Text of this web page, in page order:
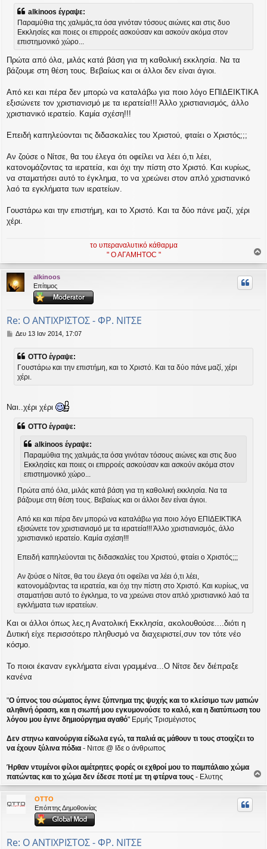
μ
υ
σ
η
alkinoos έγραψε:
Παραμύθια της χαλιμάς,τα όσα γινόταν τόσους αιώνες και στις δυο
Εκκλησίες και ποιες οι επιρροές ασκούσαν και ασκούν ακόμα στον
επιστημονικό χώρο...
Πρώτα από όλα, μιλάς κατά βάση για τη καθολική εκκλησία. Να τα
βάζουμε στη θέση τους. Βεβαίως και οι άλλοι δεν είναι άγιοι.
Από κει και πέρα δεν μπορώ να καταλάβω για ποιο λόγο ΕΠΙΔΕΙΚΤΙΚΑ
εξισώνετε τον χριστιανισμό με τα ιερατεία!!! Άλλο χριστιανισμός, άλλο
χριστιανικό ιερατείο. Καμία σχέση!!!
Επειδή καπηλεύονται τις διδασκαλίες του Χριστού, φταίει ο Χριστός;;;
Αν ζούσε ο Νίτσε, θα του έλεγα ότι οφείλει να λέει ό,τι λέει,
κατονομάζοντας τα ιερατεία, και όχι την πίστη στο Χριστό. Και κυρίως,
να σταματήσει αυτό το έγκλημα, το να χρεώνει στον απλό χριστιανικό
λαό τα εγκλήματα των ιερατείων.
Γουστάρω και την επιστήμη, και το Χριστό. Και τα δύο πάνε μαζί, χέρι
χέρι.
το υπεραναλυτικό κάθαρμα
" Ο ΑΓΑΜΗΤΟC "
ρ
alkinoos
Επίτιμος
Re: Ο ΑΝΤΙΧΡΙΣΤΟΣ - ΦΡ. ΝΙΤΣΕ
Δ
σ
Δευ 13 Ιαν 2014, 17:07
OTTO έγραψε:
Γουστάρω και την επιστήμη, και το Χριστό. Και τα δύο πάνε μαζί, χέρι
χέρι.
Ναι..χέρι χέρι
OTTO έγραψε:
alkinoos έγραψε:
Παραμύθια της χαλιμάς,τα όσα γινόταν τόσους αιώνες και στις δυο
Εκκλησίες και ποιες οι επιρροές ασκούσαν και ασκούν ακόμα στον
επιστημονικό χώρο...
Πρώτα από όλα, μιλάς κατά βάση για τη καθολική εκκλησία. Να τα
βάζουμε στη θέση τους. Βεβαίως και οι άλλοι δεν είναι άγιοι.
Από κει και πέρα δεν μπορώ να καταλάβω για ποιο λόγο ΕΠΙΔΕΙΚΤΙΚΑ
εξισώνετε τον χριστιανισμό με τα ιερατεία!!! Άλλο χριστιανισμός, άλλο
χριστιανικό ιερατείο. Καμία σχέση!!!
Επειδή καπηλεύονται τις διδασκαλίες του Χριστού, φταίει ο Χριστός;;;
Αν ζούσε ο Νίτσε, θα του έλεγα ότι οφείλει να λέει ό,τι λέει,
κατονομάζοντας τα ιερατεία, και όχι την πίστη στο Χριστό. Και κυρίως, να
σταματήσει αυτό το έγκλημα, το να χρεώνει στον απλό χριστιανικό λαό τα
εγκλήματα των ιερατείων.
Και οι άλλοι όπως λες,η Ανατολική Εκκλησία, ακολουθούσε....διότι η
Δυτική είχε περισσότερο πληθυσμό να διαχειριστεί,συν τον τότε νέο
κόσμο.
Το ποιοι έκαναν εγκλήματα είναι γραμμένα...Ο Νίτσε δεν διέπραξε
κανένα
"Ο ύπνος του σώματος έγινε ξύπνημα της ψυχής και το κλείσιμο των ματιών
αληθινή όραση, και η σιωπή μου εγκυμονούσε το καλό, και η διατύπωση του
λόγου μου έγινε δημιούργημα αγαθό" Ερμής Τρισμέγιστος
Δεν στηνω καινούργια είδωλα εγώ, τα παλιά ας μάθουν τι τους στοιχίζει το
να έχουν ξύλινα πόδια - Νιτσε @ Ιδε ο άνθρωπος
Ήρθαν ντυμένοι φίλοι αμέτρητες φορές οι εχθροί μου το παμπάλαιο χώμα
πατώντας και το χώμα δεν έδεσε ποτέ με τη φτέρνα τους - Ελυτης
ο
ρ
OTTO
Επόπτης Δημοθοινίας
Re: Ο ΑΝΤΙΧΡΙΣΤΟΣ - ΦΡ. ΝΙΤΣΕ